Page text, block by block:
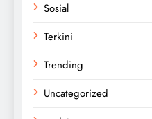
Sosial
Terkini
Trending
Uncategorized